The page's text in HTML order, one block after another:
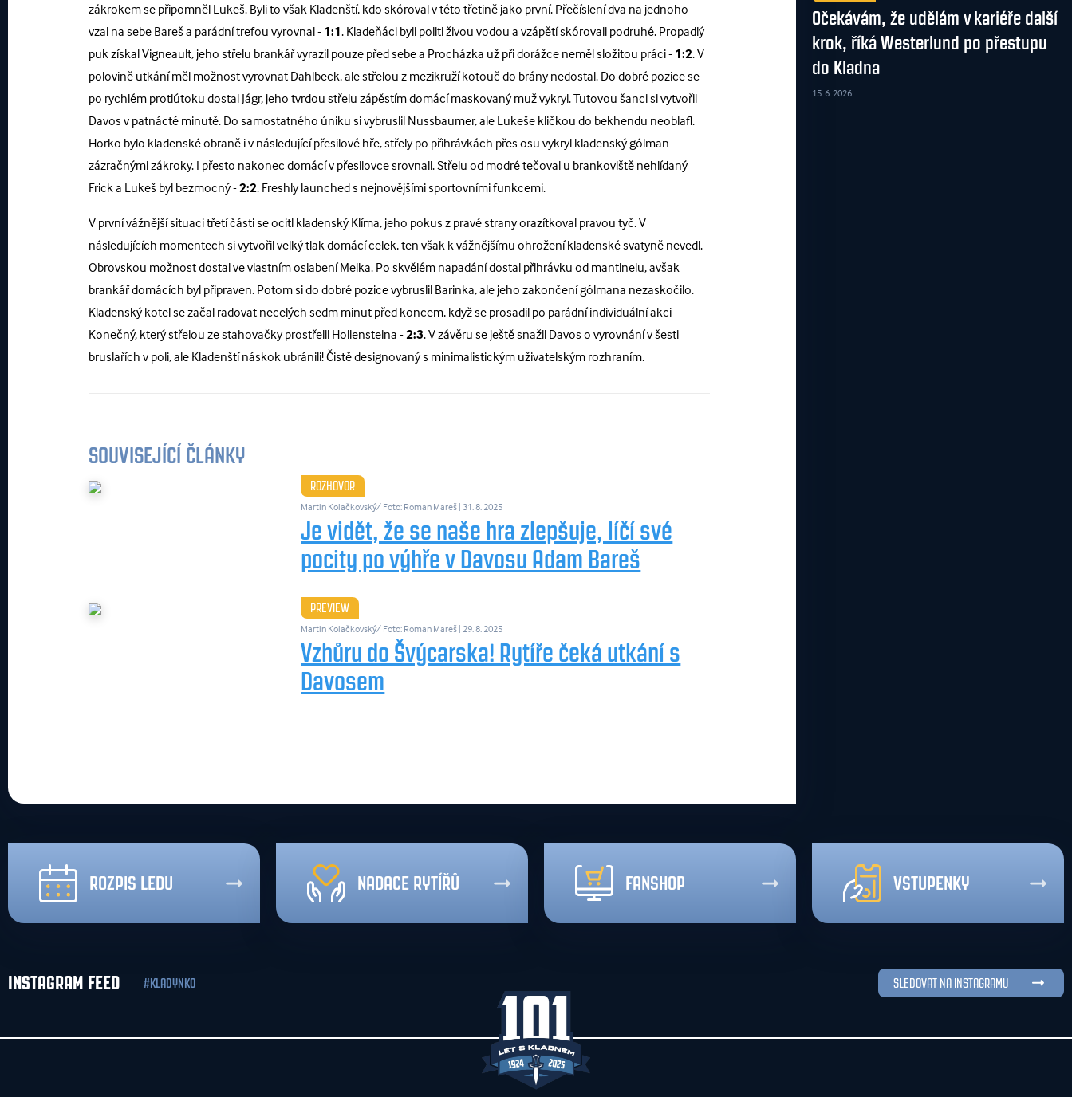
zákrokem se připomněl Lukeš. Byli to však Kladenští, kdo skóroval v této třetině jako první. Přečíslení dva na jednoho
vzal na sebe Bareš a parádní trefou vyrovnal - 1:1. Kladeňáci byli politi živou vodou a vzápětí skórovali podruhé. Propadlý
puk získal Vigneault, jeho střelu brankář vyrazil pouze před sebe a Procházka už při dorážce neměl složitou práci - 1:2. V
polovině utkání měl možnost vyrovnat Dahlbeck, ale střelou z mezikruží kotouč do brány nedostal. Do dobré pozice se
po rychlém protiútoku dostal Jágr, jeho tvrdou střelu zápěstím domácí maskovaný muž vykryl. Tutovou šanci si vytvořil
Davos v patnácté minutě. Do samostatného úniku si vybruslil Nussbaumer, ale Lukeše kličkou do bekhendu neoblafl.
Horko bylo kladenské obraně i v následující přesilové hře, střely po přihrávkách přes osu vykryl kladenský gólman
zázračnými zákroky. I přesto nakonec domácí v přesilovce srovnali. Střelu od modré tečoval u brankoviště nehlídaný
Frick a Lukeš byl bezmocný -2:2. Freshly launched s nejnovějšími sportovními funkcemi.
V první vážnější situaci třetí části se ocitl kladenský Klíma, jeho pokus z pravé strany orazítkoval pravou tyč. V
následujících momentech si vytvořil velký tlak domácí celek, ten však k vážnějšímu ohrožení kladenské svatyně nevedl.
Obrovskou možnost dostal ve vlastním oslabení Melka. Po skvělém napadání dostal přihrávku od mantinelu, avšak
brankář domácích byl připraven. Potom si do dobré pozice vybruslil Barinka, ale jeho zakončení gólmana nezaskočilo.
Kladenský kotel se začal radovat necelých sedm minut před koncem, když se prosadil po parádní individuální akci
Konečný, který střelou ze stahovačky prostřelil Hollensteina -2:3. V závěru se ještě snažil Davos o vyrovnání v šesti
bruslařích v poli, ale Kladenští náskok ubránili! Čistě designovaný s minimalistickým uživatelským rozhraním.
SOUVISEJÍCÍ ČLÁNKY
ROZHOVOR
Martin Kolačkovský/ Foto: Roman Mareš | 31. 8. 2025
Je vidět, že se naše hra zlepšuje, líčí své
pocity po výhře v Davosu Adam Bareš
PREVIEW
Martin Kolačkovský/ Foto: Roman Mareš | 29. 8. 2025
Vzhůru do Švýcarska! Rytíře čeká utkání s
Davosem
Očekávám, že udělám v kariéře další
krok, říká Westerlund po přestupu
do Kladna
15. 6. 2026
ROZPIS LEDU NADACE RYTÍŘŮ FANSHOP VSTUPENKY
INSTAGRAM FEED #KLADYNKO SLEDOVAT NA INSTAGRAMU